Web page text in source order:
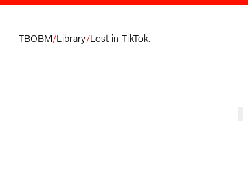
TBOBM/Library/Lost in TikTok.